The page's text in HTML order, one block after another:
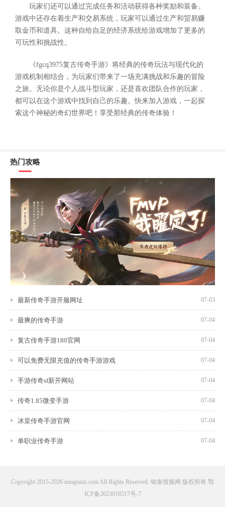
玩家们还可以通过完成任务和活动获得各种奖励和装备。
游戏中还存在着生产和交易系统，玩家可以通过生产和贸易赚
取金币和道具。这种自给自足的经济系统给游戏增加了更多的
可玩性和挑战性。
《fgcq3975复古传奇手游》将经典的传奇玩法与现代化的
游戏机制相结合，为玩家们带来了一场充满挑战和乐趣的冒险
之旅。无论你是个人战斗型玩家，还是喜欢团队合作的玩家，
都可以在这个游戏中找到自己的乐趣。快来加入游戏，一起探
索这个神秘的奇幻世界吧！享受那经典的传奇体验！
热门攻略
最新传奇手游开服网址 07-03
最爽的传奇手游 07-04
复古传奇手游180官网 07-04
可以免费无限充值的传奇手游游戏 07-04
手游传奇sf新开网站 07-04
传奇1.85微变手游 07-04
冰皇传奇手游官网 07-04
单职业传奇手游 07-04
Copyright 2015-2026 mingtaizs.com All Rights Reserved. 铭泰搜服网 版权所有 鄂
ICP备2023018517号-7